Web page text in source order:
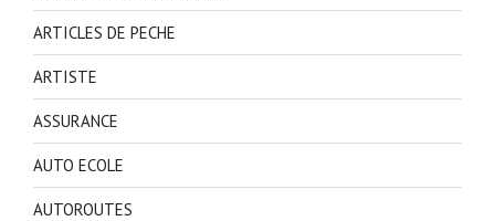
ARTICLES DE PECHE
ARTISTE
ASSURANCE
AUTO ECOLE
AUTOROUTES